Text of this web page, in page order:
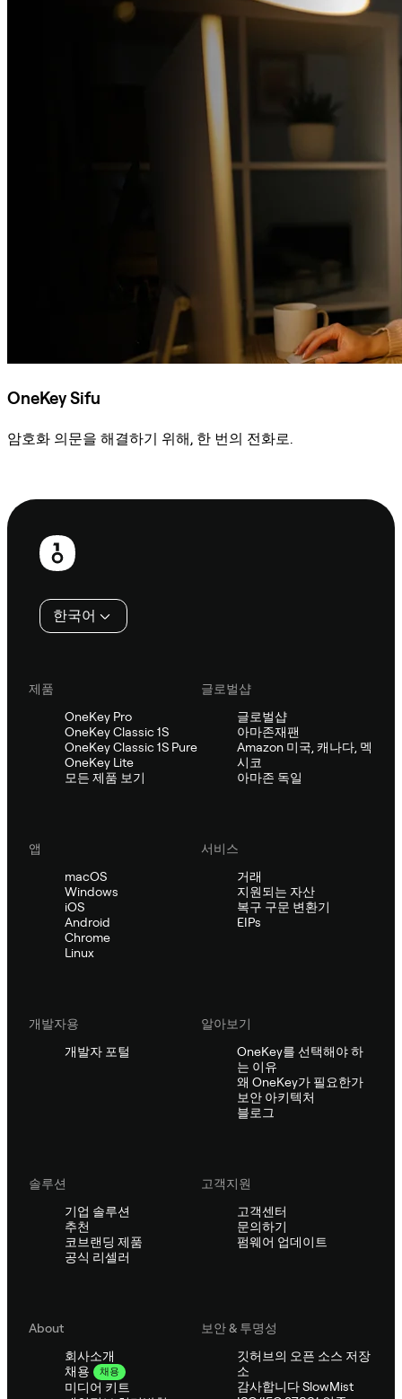
OneKey Sifu
암호화 의문을 해결하기 위해, 한 번의 전화로.
보
한국어
제품
OneKey Pro
OneKey Classic 1S
OneKey Classic 1S Pure
OneKey Lite
모든 제품 보기
글로벌샵
글로벌샵
아마존재팬
Amazon 미국, 캐나다, 멕
시코
아마존 독일
앱
macOS
Windows
iOS
Android
Chrome
Linux
서비스
거래
지원되는 자산
복구 구문 변환기
EIPs
개발자용
개발자 포털
알아보기
OneKey를 선택해야 하
는 이유
왜 OneKey가 필요한가
보안 아키텍처
블로그
솔루션
기업 솔루션
추천
코브랜딩 제품
공식 리셀러
고객지원
고객센터
문의하기
펌웨어 업데이트
About
회사소개
채용
채용
미디어 키트
보안 & 투명성
깃허브의 오픈 소스 저장
소
감사합니다 SlowMist